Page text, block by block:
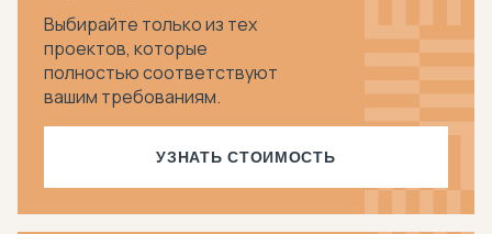
Выбирайте только из тех
проектов, которые
полностью соответствуют
вашим требованиям.
УЗНАТЬ СТОИМОСТЬ